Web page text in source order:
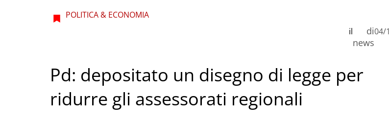
POLITICA & ECONOMIA
di
news
il 04/
Pd: depositato un disegno di legge per
ridurre gli assessorati regionali